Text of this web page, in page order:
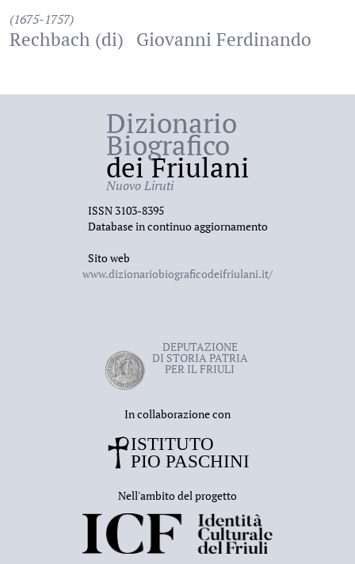
(1675-1757)
Rechbach (di) Giovanni Ferdinando
Dizionario
Biografico
dei Friulani
Nuovo Liruti
ISSN 3103-8395
Database in continuo aggiornamento
Sito web
www.dizionariobiograficodeifriulani.it/
DEPUTAZIONE
DI STORIA PATRIA
PER IL FRIULI
In collaborazione con
Nell'ambito del progetto